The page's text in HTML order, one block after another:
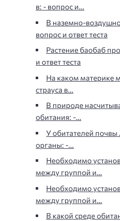
в: - вопрос и…
В наземно-
вопрос и ответ теста
Растение баобаб
и ответ теста
На каком материке
страуса в…
В природе
обитания: -…
У обитателей почвы
органы: -…
Необходимо
между группой и…
Необходимо
между группой и…
В какой среде